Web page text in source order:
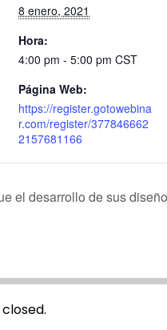
8 enero, 2021
Hora:
4:00 pm - 5:00 pm CST
Página Web:
https://register.gotowebina
r.com/register/377846662
2157681166
el desarrollo de sus